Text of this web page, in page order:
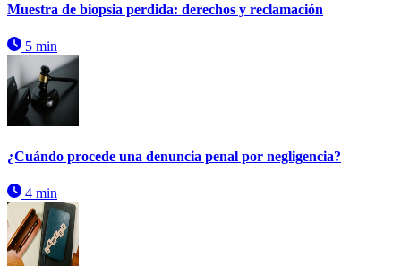
Muestra de biopsia perdida: derechos y reclamación
5 min
¿Cuándo procede una denuncia penal por negligencia?
4 min